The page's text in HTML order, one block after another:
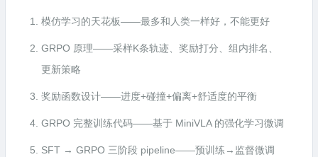
模仿学习的天花板——最多和人类一样好，不能更好
GRPO 原理——采样K条轨迹、奖励打分、组内排名、
更新策略
奖励函数设计——进度+碰撞+偏离+舒适度的平衡
GRPO 完整训练代码——基于 MiniVLA 的强化学习微调
SFT → GRPO 三阶段 pipeline——预训练→监督微调